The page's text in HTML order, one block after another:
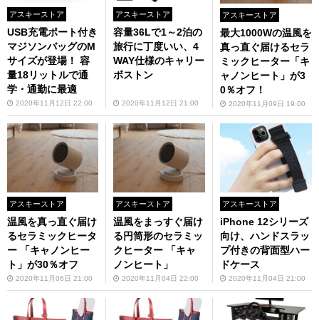
アスキーストア
USB充電ポート付き
マジソンバッグのM
サイズが登場！ 容
量18リットルで通
学・通勤に最適
2020年11月12日 22:00
アスキーストア
容量36Lで1～2泊の
旅行に丁度いい、4
WAY仕様のキャリー
ボストン
2020年11月12日 21:00
アスキーストア
最大1000Wの温風を
真っ直ぐ届けるセラ
ミックヒーター「キ
ャノンヒート」が3
0％オフ！
2020年11月09日 19:00
アスキーストア
温風を真っ直ぐ届け
るセラミックヒータ
ー 「キャノンヒー
ト」が30％オフ
2020年11月06日 21:00
アスキーストア
温風をまっすぐ届け
る円筒形のセラミッ
クヒーター 「キャ
ノンヒート」
2020年11月04日 22:00
アスキーストア
iPhone 12シリーズ
向け、ハンドスラッ
プ付きの背面型ハー
ドケース
2020年11月04日 21:00